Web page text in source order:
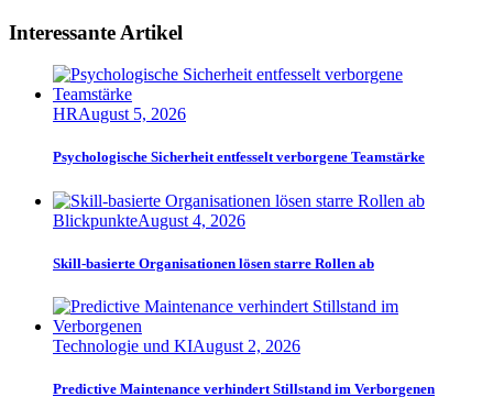
Interessante Artikel
HRAugust 5, 2026
Psychologische Sicherheit entfesselt verborgene Teamstärke
BlickpunkteAugust 4, 2026
Skill-basierte Organisationen lösen starre Rollen ab
Technologie und KIAugust 2, 2026
Predictive Maintenance verhindert Stillstand im Verborgenen